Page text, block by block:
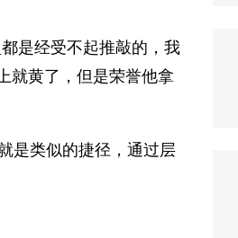
是经受不起推敲的，我
就黄了，但是荣誉他拿
是类似的捷径，通过层